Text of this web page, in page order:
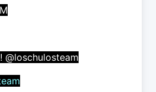
@loschulosteam